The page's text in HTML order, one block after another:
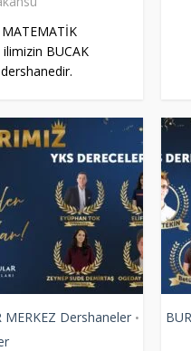
ilimizin BUCAK
MERKEZ Dershaneler •